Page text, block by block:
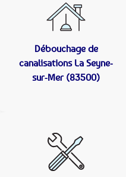
Débouchage de
canalisations La Seyne-
sur-Mer (83500)